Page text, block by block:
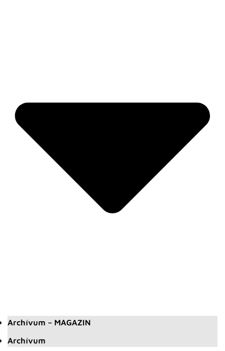
Archívum – MAGAZIN
Archívum